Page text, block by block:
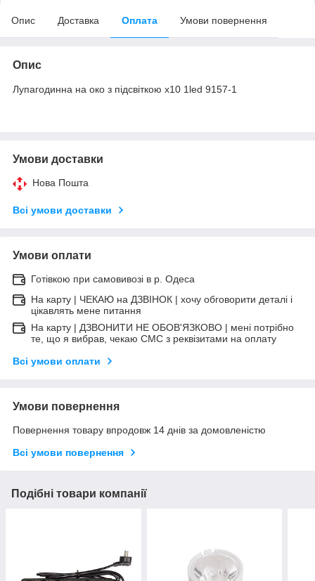
Опис Доставка Оплата Умови повернення
Опис
Лупагодинна на око з підсвіткою х10 1led 9157-1
Умови доставки
Нова Пошта
Всі умови доставки
Умови оплати
Готівкою при самовивозі в р. Одеса
На карту | ЧЕКАЮ на ДЗВІНОК | хочу обговорити деталі і
цікавлять мене питання
На карту | ДЗВОНИТИ НЕ ОБОВ'ЯЗКОВО | мені потрібно
те, що я вибрав, чекаю СМС з реквізитами на оплату
Всі умови оплати
Умови повернення
Повернення товару впродовж 14 днів за домовленістю
Всі умови повернення
Подібні товари компанії